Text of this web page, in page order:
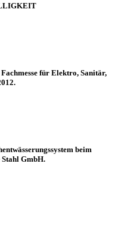
für Elektro, Sanitär,
beim
GmbH.